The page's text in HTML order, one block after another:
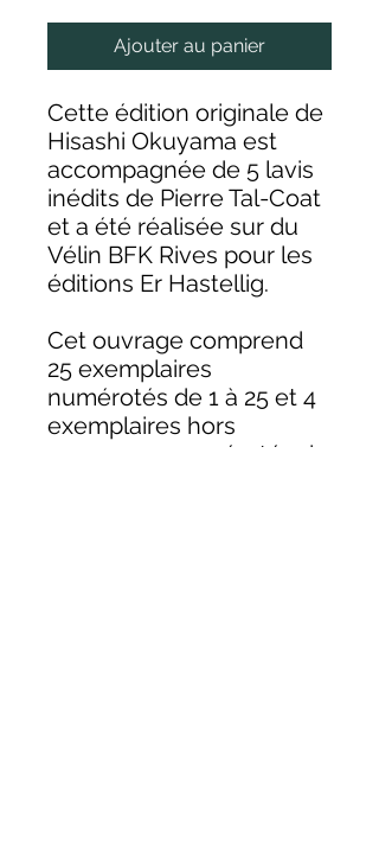
Ajouter au panier
Cette édition originale de
Hisashi Okuyama est
accompagnée de 5 lavis
inédits de Pierre Tal-Coat
et a été réalisée sur du
Vélin BFK Rives pour les
éditions Er Hastellig.
Cet ouvrage comprend
25 exemplaires
numérotés de 1 à 25 et 4
exemplaires hors
commerce numérotés de